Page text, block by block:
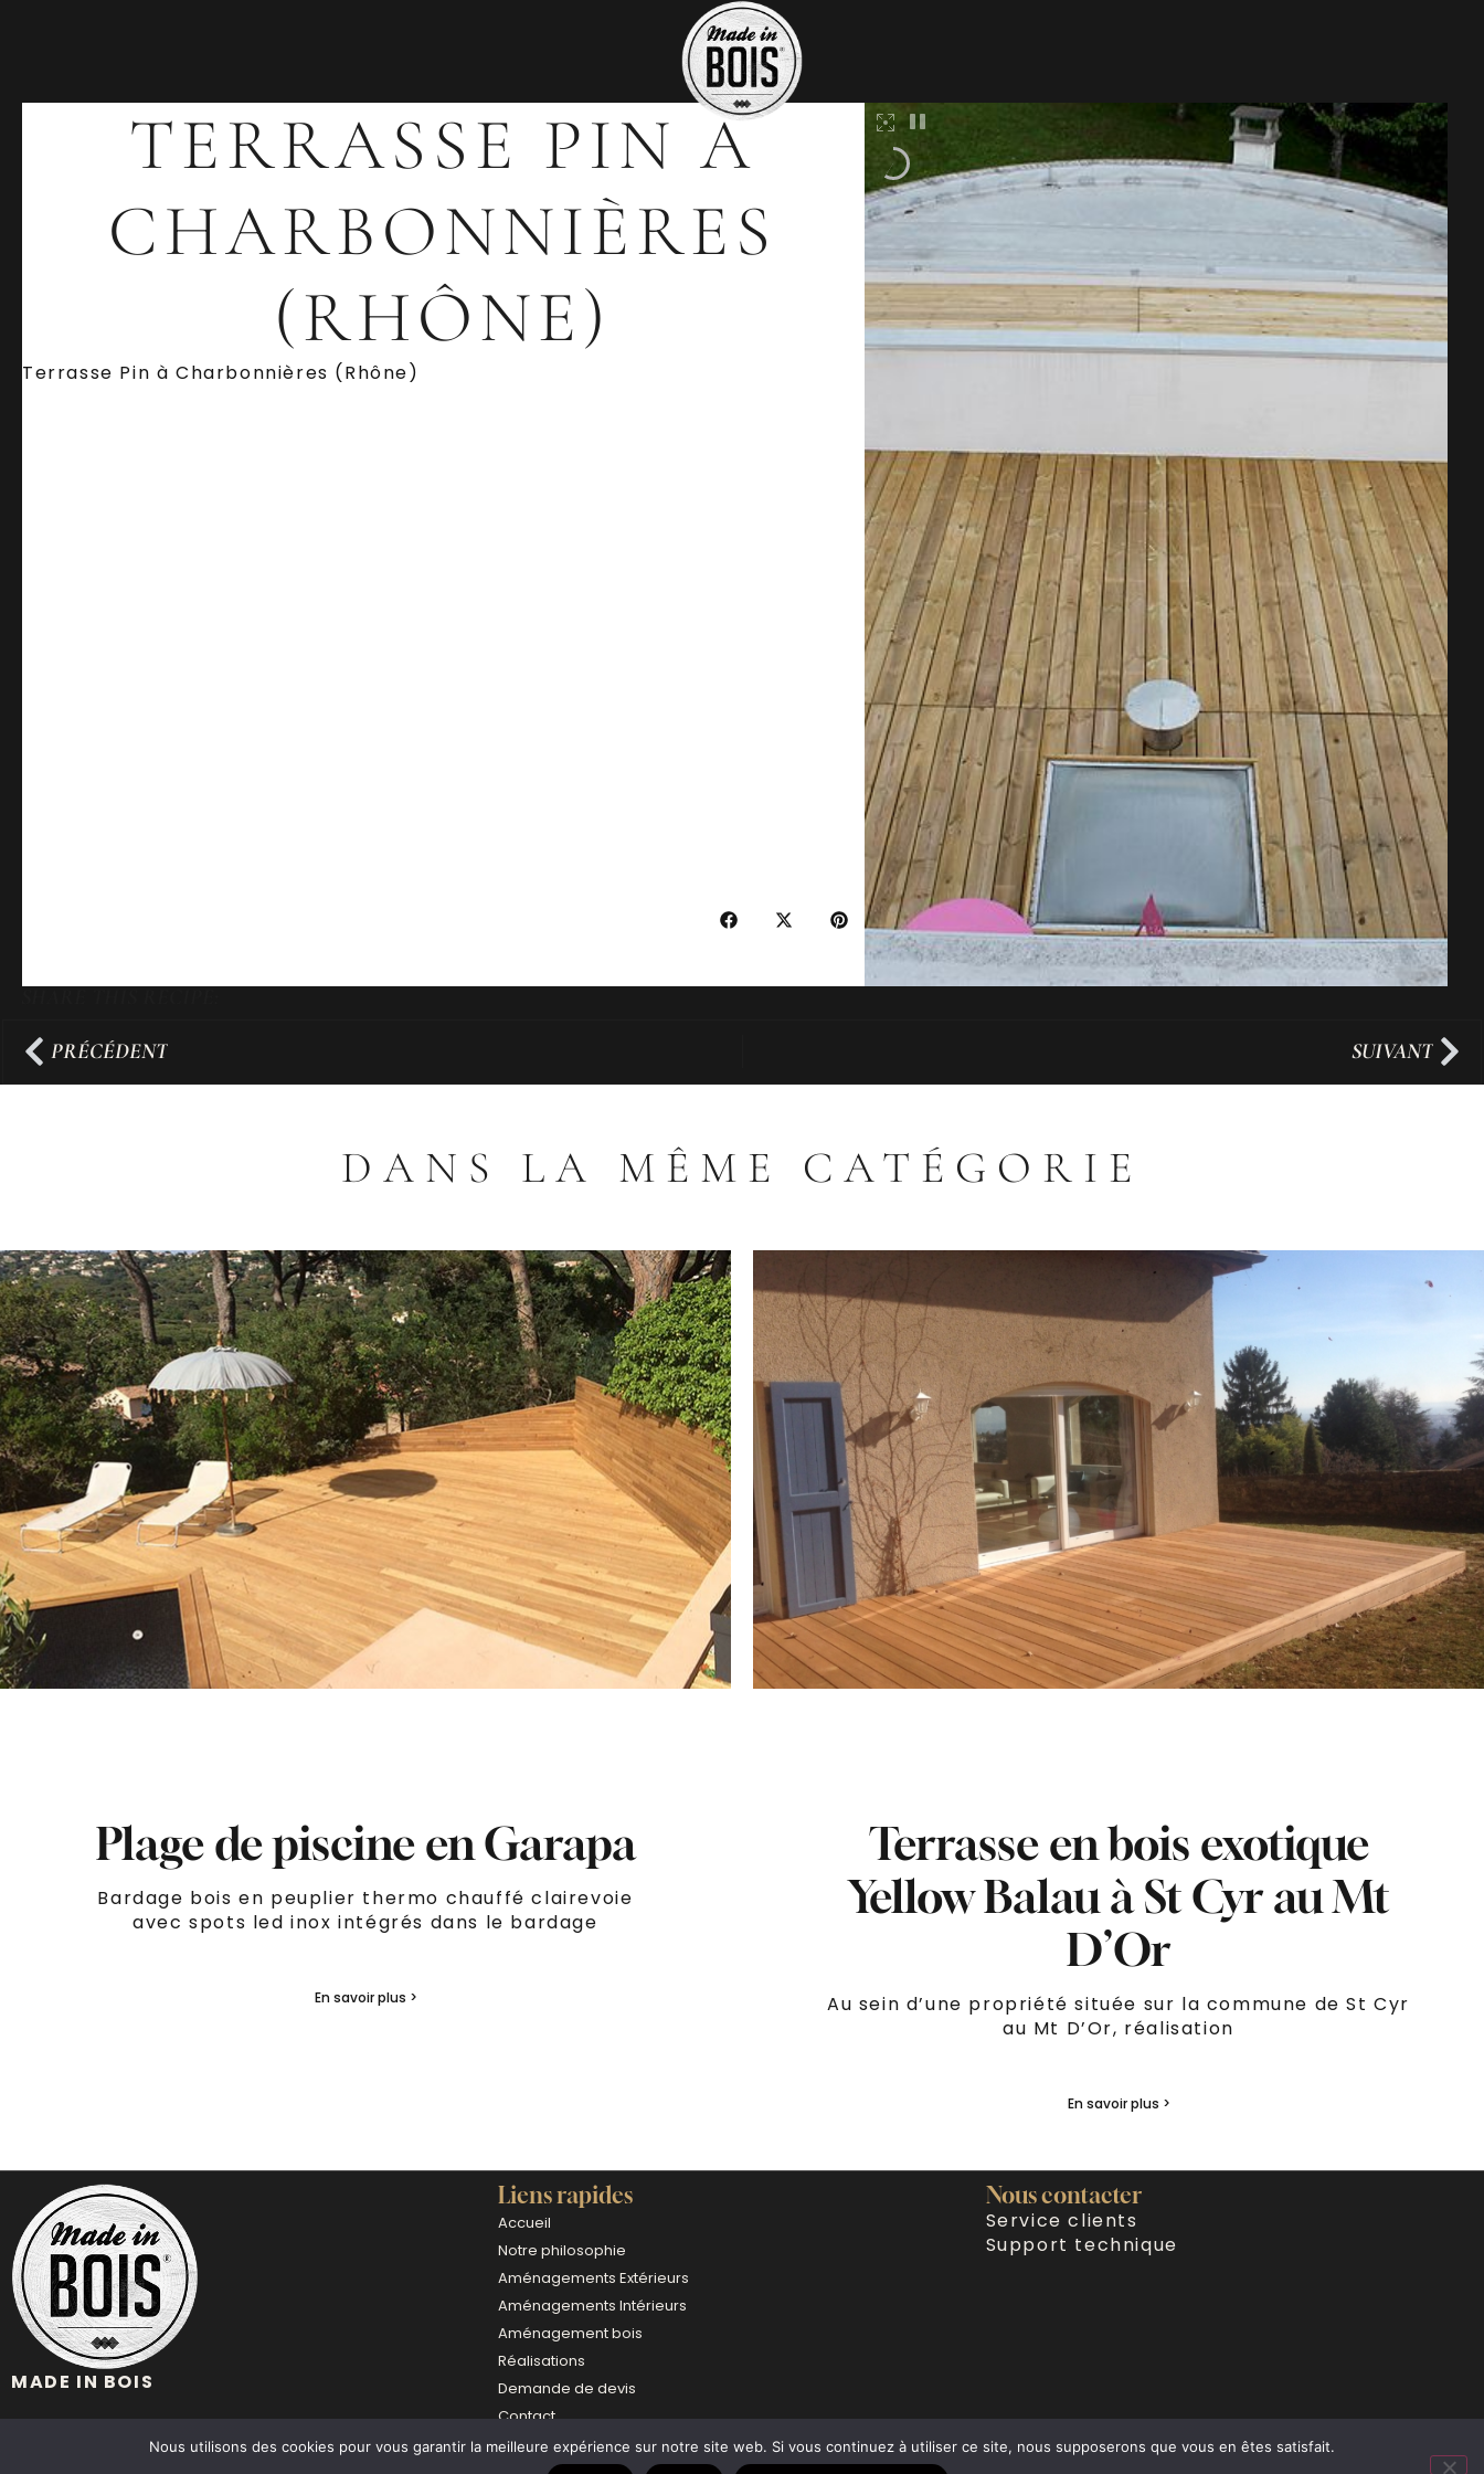
TERRASSE PIN À
CHARBONNIÈRES
(RHÔNE)
Terrasse Pin à Charbonnières (Rhône)
PRÉCÉDENT SUIVANT
DANS LA MÊME CATÉGORIE
Plage de piscine en Garapa
Bardage bois en peuplier thermo chauffé clairevoie
avec spots led inox intégrés dans le bardage
En savoir plus >
Terrasse en bois exotique
Yellow Balau à St Cyr au Mt
D’Or
Au sein d’une propriété située sur la commune de St Cyr
au Mt D’Or, réalisation
En savoir plus >
MADE IN BOIS
Liens rapides
Accueil
Notre philosophie
Aménagements Extérieurs
Aménagements Intérieurs
Aménagement bois
Réalisations
Demande de devis
Contact
Mentions Légales
Nous contacter
Service clients
Support technique
Nous utilisons des cookies pour vous garantir la meilleure expérience sur notre site web. Si vous continuez à utiliser ce site, nous supposerons que vous en êtes satisfait.